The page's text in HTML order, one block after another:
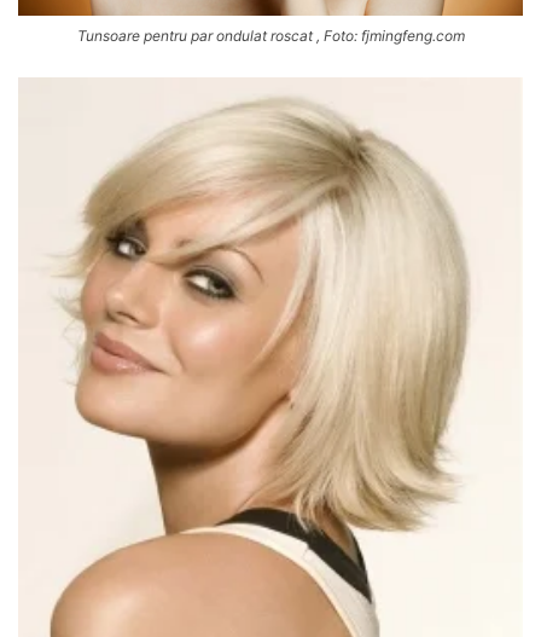
Tunsoare pentru par ondulat roscat , Foto: fjmingfeng.com